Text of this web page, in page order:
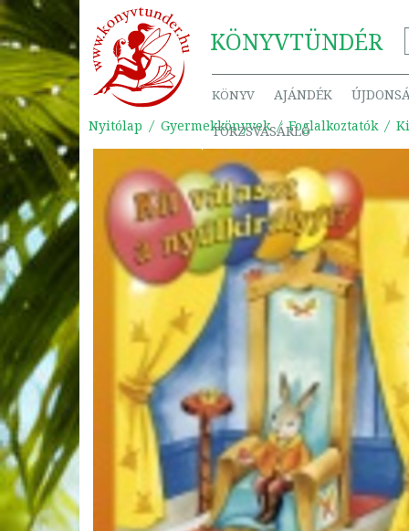
KÖNYVTÜNDÉR
KÖNYV AJÁNDÉK
TÖRZSVÁSÁRLÓ
Nyitólap Gyermekkönyvek Foglalkoztatók